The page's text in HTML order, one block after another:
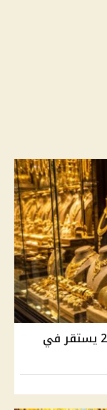
سعر الذهب اليوم السبت 27 يونيو 2026 يستقر في